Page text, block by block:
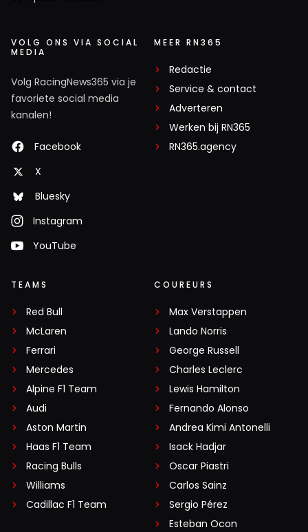
VOLG ONS VIA SOCIAL
MEDIA
Volg RacingNews365 via je
favoriete social media
kanalen!
Facebook
X
Bluesky
Instagram
YouTube
MEER RN365
Redactie
Service & contact
Adverteren
Werken bij RN365
RN365.agency
TEAMS
Red Bull
McLaren
Ferrari
Mercedes
Alpine F1 Team
Audi
Aston Martin
Haas F1 Team
Racing Bulls
Williams
Cadillac F1 Team
COUREURS
Max Verstappen
Lando Norris
George Russell
Charles Leclerc
Lewis Hamilton
Fernando Alonso
Andrea Kimi Antonelli
Isack Hadjar
Oscar Piastri
Carlos Sainz
Sergio Pérez
Esteban Ocon